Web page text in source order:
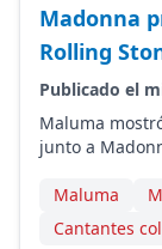
Madonna
Rolling
Publicado el
Maluma
junto a
Maluma
Cantantes